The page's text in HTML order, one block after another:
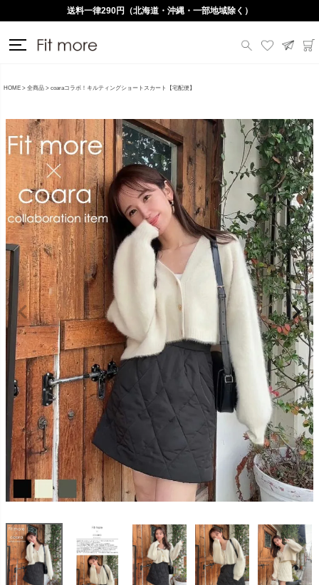
送料一律290円（北海道・沖縄・一部地域除く）
HOME 全商品 coaraコラボ！キルティングショートスカート【宅配便】